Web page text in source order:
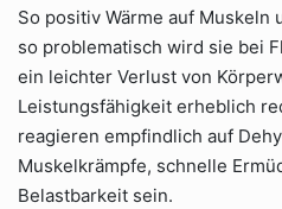
So positiv Wärme auf Muskeln
so problematisch wird sie bei
ein leichter Verlust von
Leistungsfähigkeit erheblich
reagieren empfindlich auf
Muskelkrämpfe, schnelle
Belastbarkeit sein.